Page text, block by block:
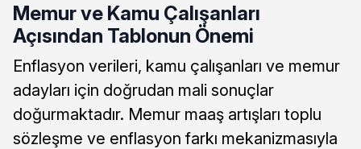
Memur ve Kamu Çalışanları
Açısından Tablonun Önemi
Enflasyon verileri, kamu çalışanları ve memur
adayları için doğrudan mali sonuçlar
doğurmaktadır. Memur maaş artışları toplu
sözleşme ve enflasyon farkı mekanizmasıyla